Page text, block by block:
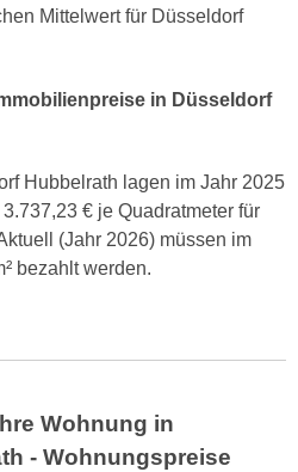
Mittelwert für Düsseldorf
in Düsseldorf
Hubbelrath lagen im Jahr 2025
€ je Quadratmeter für
(Jahr 2026) müssen im
bezahlt werden.
Wohnung in
- Wohnungspreise